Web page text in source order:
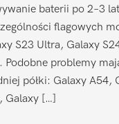
baterii po 2–3
flagowych
S23 Ultra, Galaxy
Podobne problemy
półki: Galaxy A54,
Galaxy […]